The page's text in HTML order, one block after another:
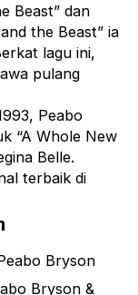
Beast” dan
the Beast” ia
lagu ini,
pulang
Peabo
“A Whole New
Belle.
terbaik di
Bryson
Bryson &